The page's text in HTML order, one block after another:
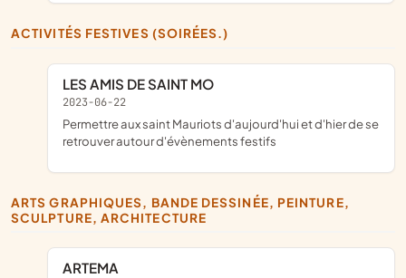
ACTIVITÉS FESTIVES (SOIRÉES.)
LES AMIS DE SAINT MO
2023-06-22
permettre aux saint Mauriots d'aujourd'hui et d'hier de se
retrouver autour d'évènements festifs
ARTS GRAPHIQUES, BANDE DESSINÉE, PEINTURE,
SCULPTURE, ARCHITECTURE
ARTEMA